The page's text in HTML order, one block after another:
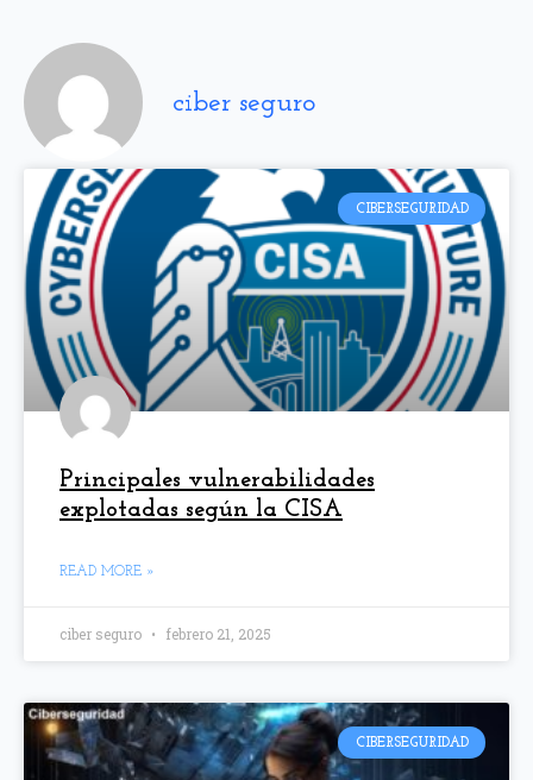
ciber seguro
CIBERSEGURIDAD
Principales vulnerabilidades
explotadas según la CISA
READ MORE »
ciber seguro febrero 21, 2025
CIBERSEGURIDAD